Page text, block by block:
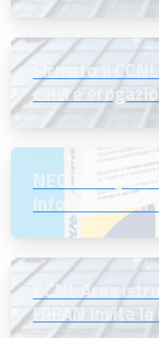
Firmato il
celere
NEODS26 | Le
informativa di
CCNL Area
l’ARAN invita